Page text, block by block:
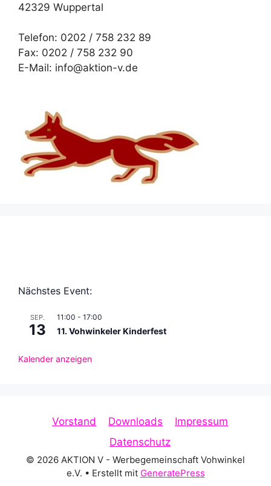
42329 Wuppertal
Telefon: 0202 / 758 232 89
Fax: 0202 / 758 232 90
E-Mail: info@aktion-v.de
Nächstes Event:
SEP.
13
11:00 - 17:00
11. Vohwinkeler Kinderfest
Kalender anzeigen
Vorstand Downloads
Impressum
Datenschutz
© 2026 AKTION V - Werbegemeinschaft Vohwinkel
e.V. • Erstellt mit GeneratePress